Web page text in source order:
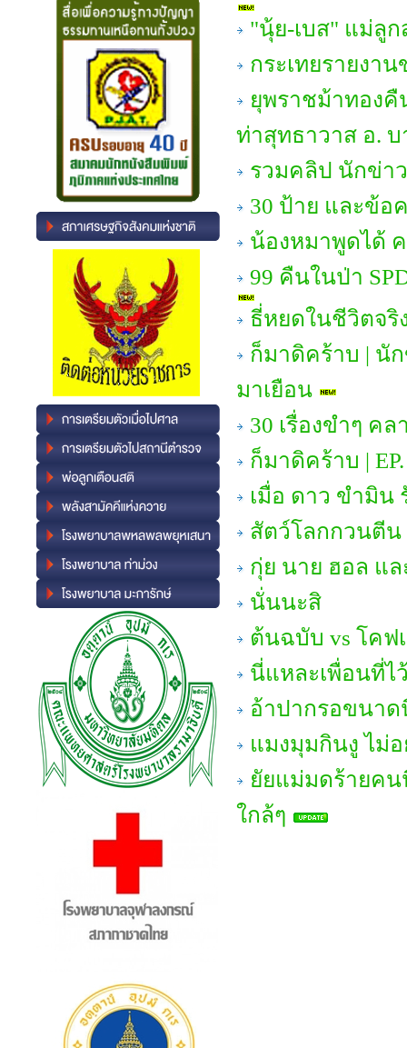
"นุ้ย-เบส" แม่ลูก
กระเทยรายงาน
ยุพราชม้าทอง
ท่าสุทธาวาส อ.
รวมคลิป นักข่า
30 ป้าย และข้อ
น้องหมาพูดได้
99 คืนในป่า
ธี่หยดในชีวิตจริ
ก็มาดิคร้าบ | นั
มาเยือน
30 เรื่องขำๆ ค
ก็มาดิคร้าบ |
เมื่อ ดาว ขำมิน
สัตว์โลกกวนตีน
กุ่ย นาย ฮอล แ
นั่นนะสิ
ต้นฉบับ vs โคฟ
นี่แหละเพื่อนที่ไ
อ้าปากรอขนา
แมงมุมกินงู ไม่
ยัยแม่มดร้ายคน
ใกล้ๆ